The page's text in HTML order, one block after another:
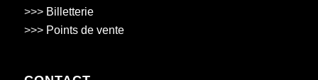
>>> Billetterie
>>> Points de vente